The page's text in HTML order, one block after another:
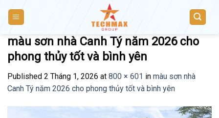
màu sơn nhà Canh Tý năm 2026 cho
phong thủy tốt và bình yên
Published 2 Tháng 1, 2026 at 800 × 601 in màu sơn nhà
Canh Tý năm 2026 cho phong thủy tốt và bình yên